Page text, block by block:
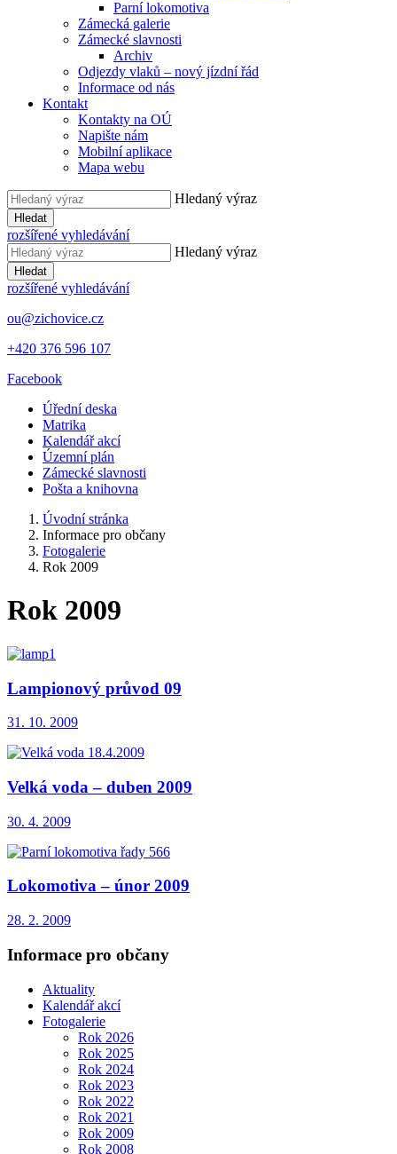
Parní lokomotiva
Zámecká galerie
Zámecké slavnosti
Archiv
Odjezdy vlaků – nový jízdní řád
Informace od nás
Kontakt
Kontakty na OÚ
Napište nám
Mobilní aplikace
Mapa webu
Hledaný výraz
Hledat
rozšířené vyhledávání
Hledaný výraz
Hledat
rozšířené vyhledávání
ou@zichovice.cz
+420 ​​376 596 107
Facebook
Úřední deska
Matrika
Kalendář akcí
Územní plán
Zámecké slavnosti
Pošta a knihovna
Úvodní stránka
Informace pro občany
Fotogalerie
Rok 2009
Rok 2009
Lampionový průvod 09
31. 10. 2009
Velká voda – duben 2009
30. 4. 2009
Lokomotiva – únor 2009
28. 2. 2009
Informace pro občany
Aktuality
Kalendář akcí
Fotogalerie
Rok 2026
Rok 2025
Rok 2024
Rok 2023
Rok 2022
Rok 2021
Rok 2009
Rok 2008